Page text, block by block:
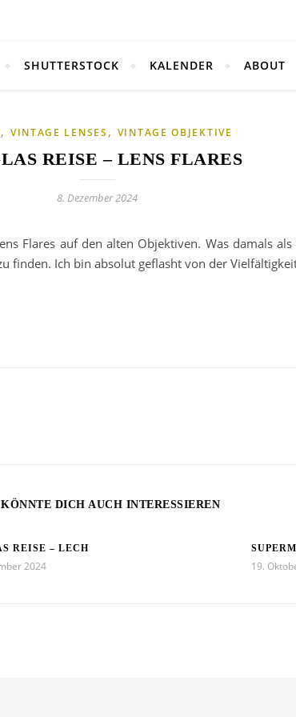
SHUTTERSTOCK KALENDER ABOUT
, VINTAGE LENSES , VINTAGE OBJEKTIVE
REISE – LENS FLARES
8. Dezember 2024
Flares auf den alten Objektiven. Was damals
finden. Ich bin absolut geflasht von der
DICH AUCH INTERESSIEREN
REISE – LECH
2024 19.